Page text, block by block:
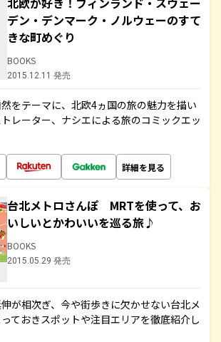
デン・デンマーク・ノルウェーのすて
きな町めぐり
BOOKS
2015.12.11 発売
をテーマに、北欧4ヵ国の旅の魅力を描い
レーター、ナシエによる旅のコミックエッ
詳細を見る
台北メトロさんぽ MRTを使って、お
いしいとかわいいを巡る旅♪
BOOKS
2015.05.29 発売
が相次ぎ、今や街歩きに欠かせない台北メ
ておきスポットや注目エリアを徹底紹介し